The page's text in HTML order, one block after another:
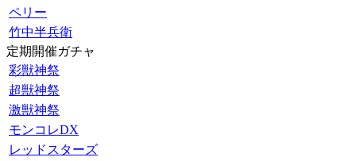
ペリー
竹中半兵衛
定期開催ガチャ
彩獣神祭
超獣神祭
激獣神祭
モンコレDX
レッドスターズ